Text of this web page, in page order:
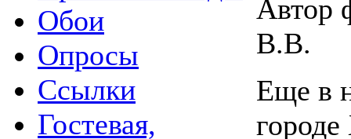
Обои
Опросы
Ссылки
Гостевая,
Автор
В.В.
Еще в